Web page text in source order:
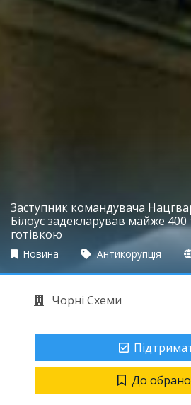
Заступник командувача
Білоус задекларував майже 400
готівкою
Новина Антикорупція
Чорні Схеми
До